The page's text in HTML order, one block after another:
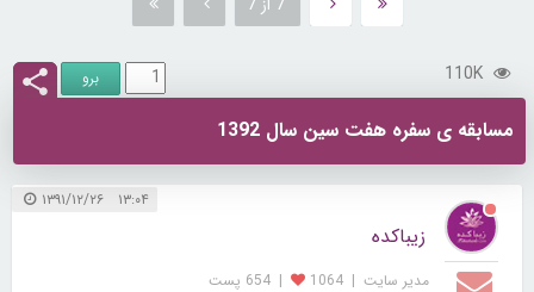
110K
مسابقه ی سفره هفت سین سال 1392
۱۳:۰۴ ۱۳۹۱/۱۲/۲۶
زیباکده
مدیر سایت |
1064
| 654 پست